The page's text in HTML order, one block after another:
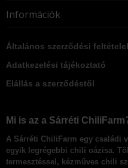
Információk
Általános szerződési
Adatkezelési tájékoztató
Elállás a szerződéstől
Mi is az a Sárréti
A Sárréti ChiliFarm egy családi
egyik legrégebbi chili oázisa.
termesztéssel, kézműves chili